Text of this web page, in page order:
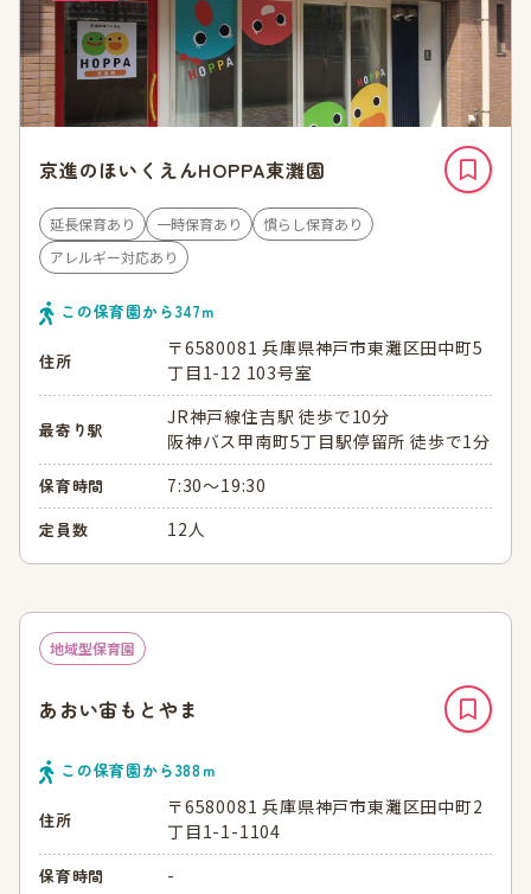
京進のほいくえんHOPPA東灘園
延長保育あり 一時保育あり
慣らし保育あり
アレルギー対応あり
この保育園から347ｍ
住所
〒6580081 兵庫県神戸市東灘区田中町5
丁目1-12 103号室
最寄り駅
JR神戸線住吉駅 徒歩で10分
阪神バス甲南町5丁目駅停留所 徒歩で1分
保育時間 7:30～19:30
定員数 12人
地域型保育園
あおい宙もとやま
この保育園から388ｍ
住所
〒6580081 兵庫県神戸市東灘区田中町2
丁目1-1-1104
保育時間 -